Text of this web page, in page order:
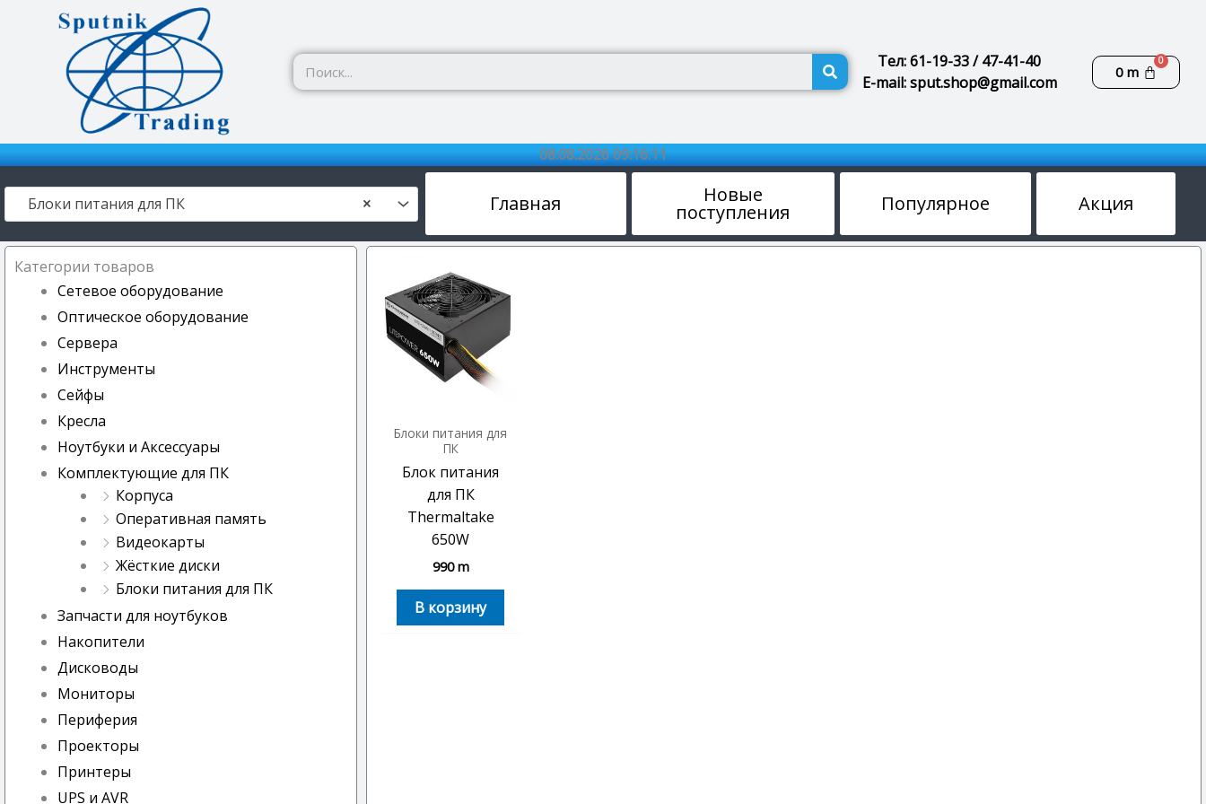
Перейти
содержимому
ПоискТел: 61-19-33 / 47-41-40
E-mail: sput.shop@gmail.com
0m
08.08.2026 09:16:11
×
Блоки питания для ПК Главная Новые
поступления Популярное Акция
Категории товаров
Сетевое оборудование
Оптическое оборудование
Сервера
Инструменты
Сейфы
Кресла
Ноутбуки и Аксессуары
Комплектующие для ПК
Корпуса
Оперативная память
Видеокарты
Жёсткие диски
Блоки питания для ПК
Запчасти для ноутбуков
Накопители
Дисководы
Мониторы
Периферия
Проекторы
Принтеры
UPS и AVR
Блоки питания для
ПК
Блок питания
для ПК
Thermaltake
650W
990m
В корзину